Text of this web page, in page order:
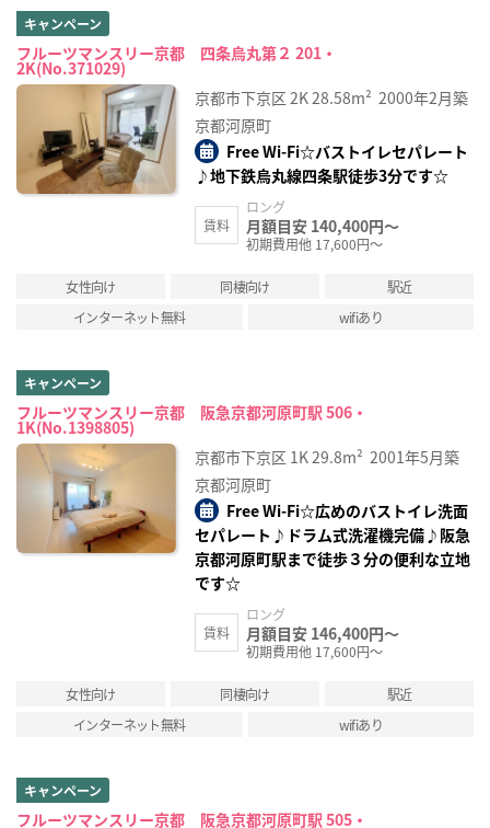
キャンペーン
フルーツマンスリー京都 四条烏丸第２ 201・
2K(No.371029)
京都市下京区 2K28.58m² 2000年2月築
京都河原町
Free Wi-Fi☆バストイレセパレート
♪地下鉄烏丸線四条駅徒歩3分です☆
賃料
ロング
月額目安 140,400円～
初期費用他 17,600円～
女性向け 同棲向け
駅近
インターネット無料
wifiあり
キャンペーン
フルーツマンスリー京都 阪急京都河原町駅 506・
1K(No.1398805)
京都市下京区 1K29.8m² 2001年5月築
京都河原町
Free Wi-Fi☆広めのバストイレ洗面
セパレート♪ドラム式洗濯機完備♪阪急
京都河原町駅まで徒歩３分の便利な立地
です☆
賃料
ロング
月額目安 146,400円～
初期費用他 17,600円～
女性向け 同棲向け
駅近
インターネット無料
wifiあり
キャンペーン
フルーツマンスリー京都 阪急京都河原町駅 505・